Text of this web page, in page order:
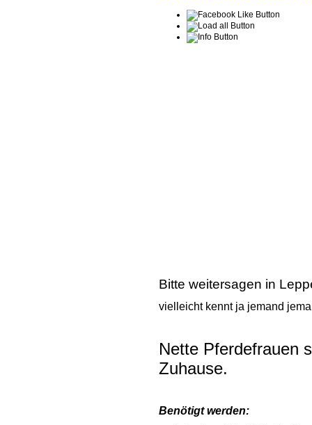
Bitte weitersagen in
vielleicht kennt ja jemand
Nette Pferdefrauen
Zuhause.
Benötigt werden: